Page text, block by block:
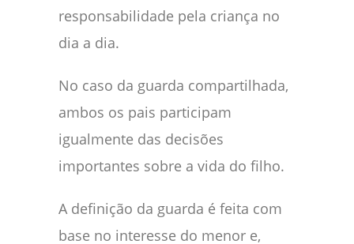
responsabilidade pela criança no
dia a dia.
No caso da guarda compartilhada,
ambos os pais participam
igualmente das decisões
importantes sobre a vida do filho.
A definição da guarda é feita com
base no interesse do menor e,